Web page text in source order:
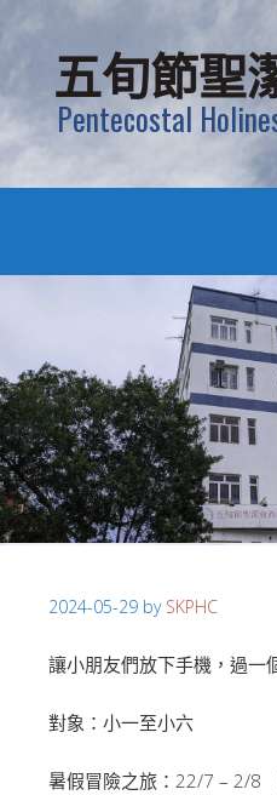
五旬節聖
Pentecostal
2024-05-29 by SKPHC
讓小朋友們放下手機，過一
對象：小一至小六
暑假冒險之旅：22/7 – 2/8